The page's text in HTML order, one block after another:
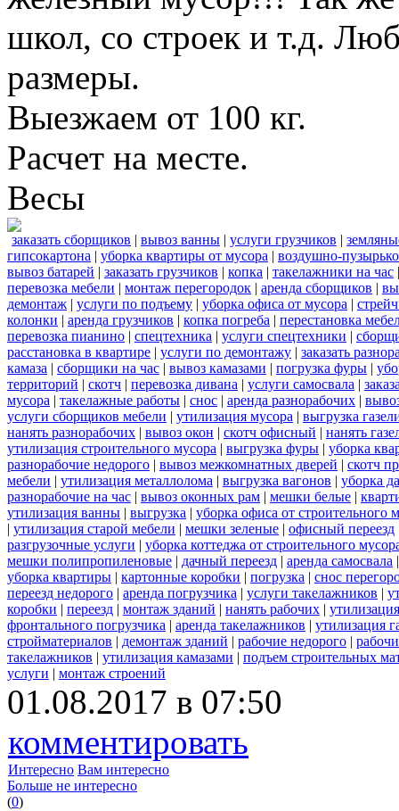
школ, со строек и т.д.
размеры.
Выезжаем от 100 кг.
Расчет на месте.
Весы
заказать сборщиков | вывоз ванны | услуги грузчиков |
гипсокартона | уборка квартиры от мусора | воздушно-
вывоз батарей | заказать грузчиков | копка | такелажники на час
перевозка мебели | монтаж перегородок | аренда сборщиков |
демонтаж | услуги по подъему | уборка офиса от мусора |
колонки | аренда грузчиков | копка погреба | перестановка
перевозка пианино | спецтехника | услуги спецтехники |
расстановка в квартире | услуги по демонтажу | заказать
камаза | сборщики на час | вывоз камазами | погрузка фуры |
территорий | скотч | перевозка дивана | услуги самосвала |
мусора | такелажные работы | снос | аренда разнорабочих |
услуги сборщиков мебели | утилизация мусора | выгрузка
нанять разнорабочих | вывоз окон | скотч офисный | нанять
утилизация строительного мусора | выгрузка фуры | уборка
разнорабочие недорого | вывоз межкомнатных дверей | скотч
мебели | утилизация металлолома | выгрузка вагонов | уборка
разнорабочие на час | вывоз оконных рам | мешки белые |
утилизация ванны | выгрузка | уборка офиса от строительного
| утилизация старой мебели | мешки зеленые | офисный переезд
разгрузочные услуги | уборка коттеджа от строительного
мешки полипропиленовые | дачный переезд | аренда самосвала
уборка квартиры | картонные коробки | погрузка | снос
переезд недорого | аренда погрузчика | услуги такелажников |
коробки | переезд | монтаж зданий | нанять рабочих |
фронтального погрузчика | аренда такелажников | утилизация
стройматериалов | демонтаж зданий | рабочие недорого |
такелажников | утилизация камазами | подъем строительных
услуги | монтаж строений
01.08.2017 в 07:50
комментировать
Интересно Вам интересно
Больше не интересно
(0)